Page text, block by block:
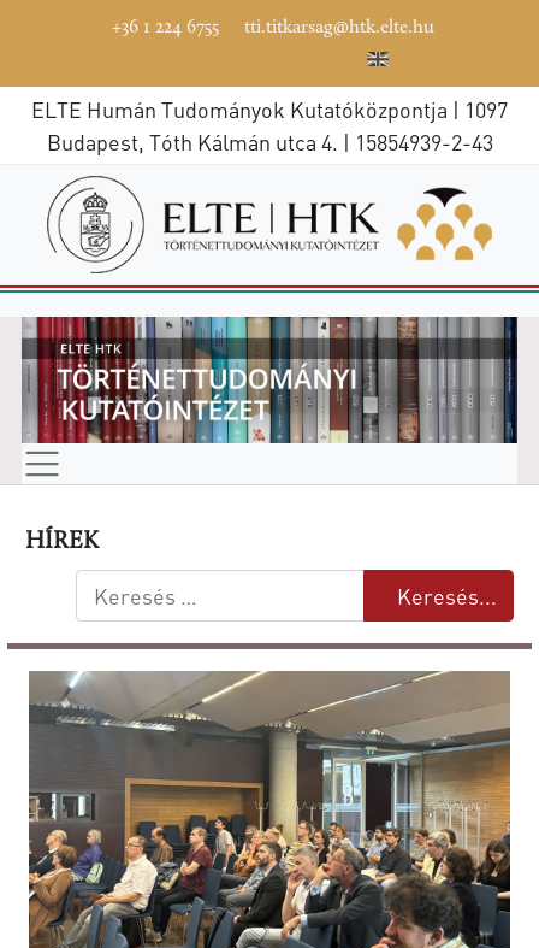
+36 1 224 6755 tti.titkarsag@htk.elte.hu
ELTE Humán Tudományok Kutatóközpontja | 1097
Budapest, Tóth Kálmán utca 4. | 15854939-2-43
HÍREK
Keresés... Keresés...